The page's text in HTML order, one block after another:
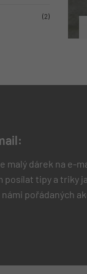
(2)
malý dárek na e-
posílat tipy a triky
pořádaných